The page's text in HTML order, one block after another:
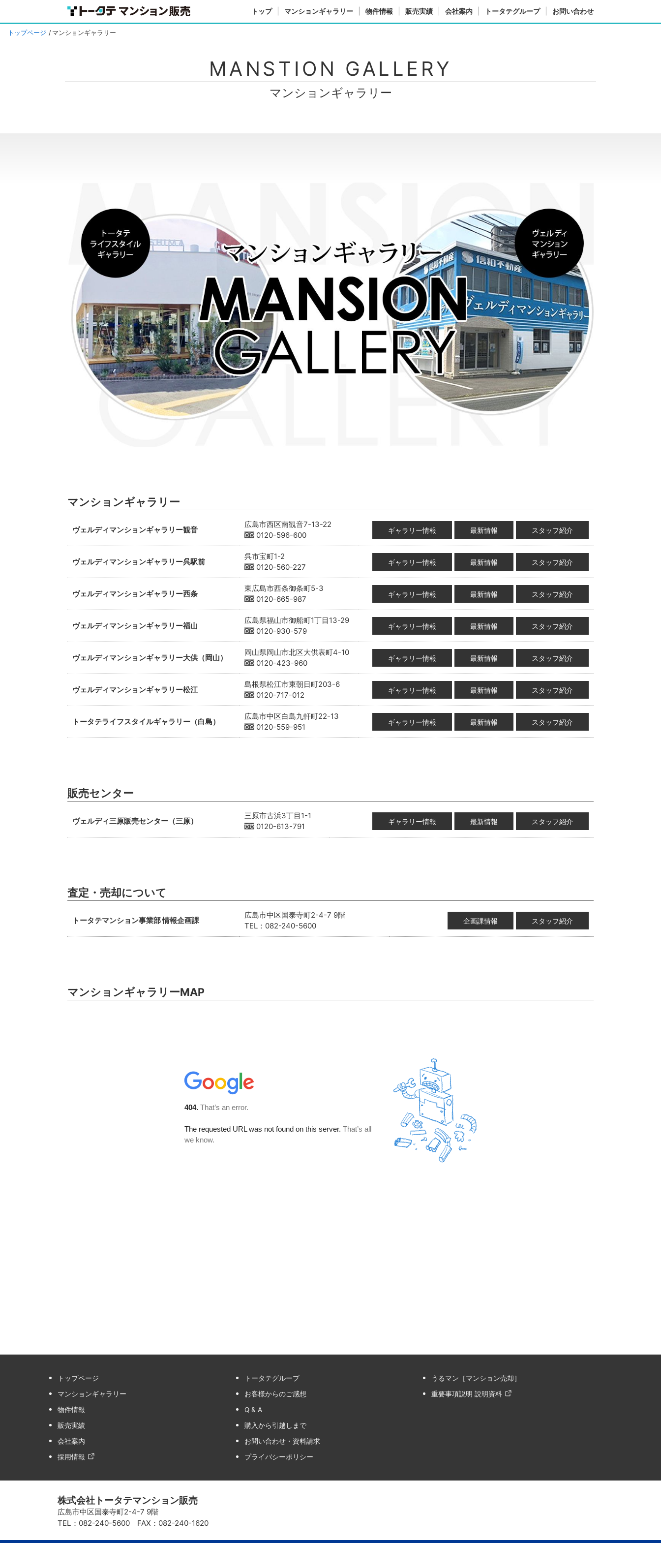
トップ マンションギャラリー 物件情報 販売実績 会社案内 トータテグループ お問い合わせ
トップページ マンションギャラリー
マンションギャラリー
MANSTION GALLERY
マンションギャラリー
ヴェルディマンションギャラリー観音
広島市西区南観音7-13-22
0120-596-600
ギャラリー情報 最新情報 スタッフ紹介
ヴェルディマンションギャラリー呉駅前
呉市宝町1-2
0120-560-227
ギャラリー情報 最新情報 スタッフ紹介
ヴェルディマンションギャラリー西条
東広島市西条御条町5-3
0120-665-987
ギャラリー情報 最新情報 スタッフ紹介
ヴェルディマンションギャラリー福山
広島県福山市御船町1丁目13-29
0120-930-579
ギャラリー情報 最新情報 スタッフ紹介
ヴェルディマンションギャラリー大供（岡山）
岡山県岡山市北区大供表町4-10
0120-423-960
ギャラリー情報 最新情報 スタッフ紹介
ヴェルディマンションギャラリー松江
島根県松江市東朝日町203-6
0120-717-012
ギャラリー情報 最新情報 スタッフ紹介
トータテライフスタイルギャラリー（白島）
広島市中区白島九軒町22-13
0120-559-951
ギャラリー情報 最新情報 スタッフ紹介
販売センター
ヴェルディ三原販売センター（三原）
三原市古浜3丁目1-1
0120-613-791
ギャラリー情報 最新情報 スタッフ紹介
査定・売却について
トータテマンション事業部 情報企画課
広島市中区国泰寺町2-4-7 9階
TEL：082-240-5600
企画課情報 スタッフ紹介
マンションギャラリーMAP
トップページ
マンションギャラリー
物件情報
販売実績
会社案内
採用情報
トータテグループ
お客様からのご感想
Q & A
購入から引越しまで
お問い合わせ・資料請求
プライバシーポリシー
うるマン［マンション売却］
重要事項説明 説明資料
株式会社トータテマンション販売
広島市中区国泰寺町2-4-7 9階
TEL：082-240-5600 FAX：082-240-1620